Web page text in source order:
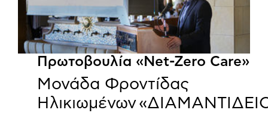
Πρωτοβουλία «Net-Zero Care»
Μονάδα Φροντίδας
Ηλικιωμένων